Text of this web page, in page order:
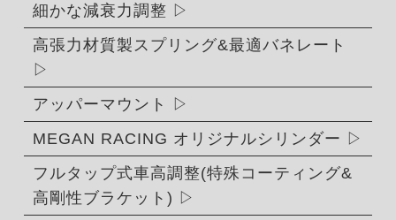
細かな減衰力調整
高張力材質製スプリング&最適バネレート
アッパーマウント
MEGAN RACING オリジナルシリンダー
フルタップ式車高調整(特殊コーティング&
高剛性ブラケット)